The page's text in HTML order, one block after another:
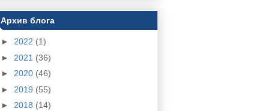
Архив блога
► 2022 (1)
► 2021 (36)
► 2020 (46)
► 2019 (55)
► 2018 (14)